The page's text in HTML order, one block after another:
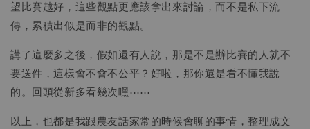
望比賽越好，這些觀點更應該拿出來討論，而不是私下流
傳，累積出似是而非的觀點。
講了這麼多之後，假如還有人說，那是不是辦比賽的人就不
要送件，這樣會不會不公平？好啦，那你還是看不懂我說
的。回頭從新多看幾次嘿⋯⋯
以上，也都是我跟農友話家常的時候會聊的事情，整理成文